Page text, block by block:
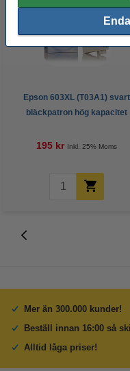
Epson 603XL (T03A1) svart
bläckpatron hög kapacitet
195 kr Inkl. 25% Moms
Mer än 300.000 kunder!
Beställ innan 16:00 så
Alltid låga priser!